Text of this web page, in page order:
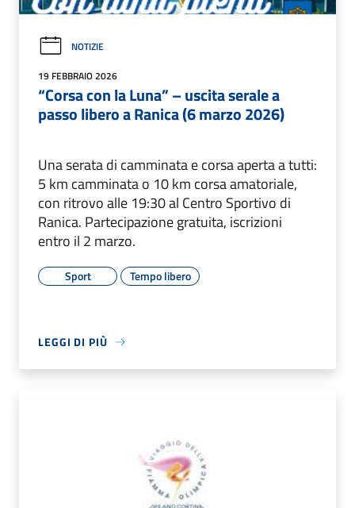
NOTIZIE
19 FEBBRAIO 2026
“Corsa con la Luna” – uscita serale a
passo libero a Ranica (6 marzo 2026)
Una serata di camminata e corsa aperta a tutti:
5 km camminata o 10 km corsa amatoriale,
con ritrovo alle 19:30 al Centro Sportivo di
Ranica. Partecipazione gratuita, iscrizioni
entro il 2 marzo.
Sport Tempo libero
LEGGI DI PIÙ